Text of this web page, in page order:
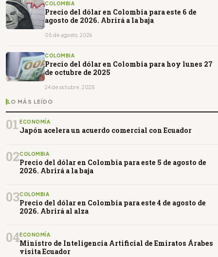
COLOMBIA
Precio del dólar en Colombia para este 6 de
agosto de 2026. Abrirá a la baja
05 de agosto, 2026
COLOMBIA
Precio del dólar en Colombia para hoy lunes 27
de octubre de 2025
24 de octubre, 2025
LO MÁS LEÍDO
01 ECONOMÍA
Japón acelera un acuerdo comercial con Ecuador
02COLOMBIA
Precio del dólar en Colombia para este 5 de agosto de
2026. Abrirá a la baja
03COLOMBIA
Precio del dólar en Colombia para este 4 de agosto de
2026. Abrirá al alza
04ECONOMÍA
Ministro de Inteligencia Artificial de Emiratos Árabes
visita Ecuador